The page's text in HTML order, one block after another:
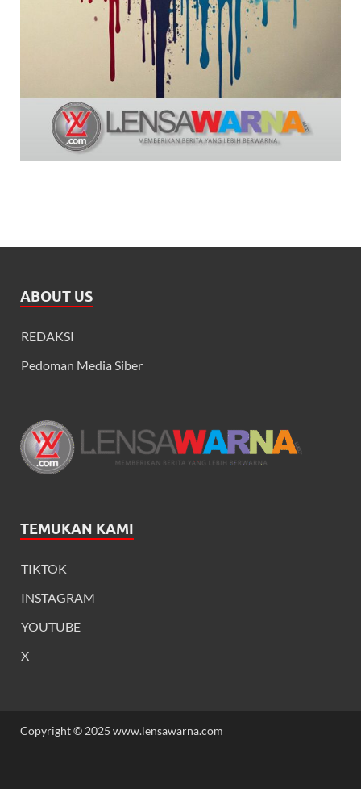
ABOUT US
REDAKSI
Pedoman Media Siber
TEMUKAN KAMI
TIKTOK
INSTAGRAM
YOUTUBE
X
Copyright © 2025 www.lensawarna.com